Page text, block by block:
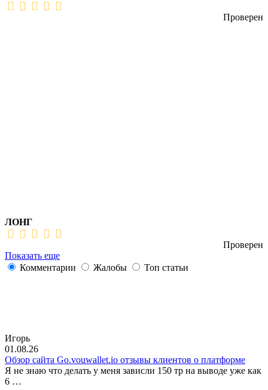
Проверен
ЛОНГ
Проверен
Показать еще
Комментарии
Жалобы Топ статьи
Игорь
01.08.26
Обзор сайта Go.vouwallet.io отзывы клиентов о платформе
Я не знаю что делать у меня зависли 150 тр на выводе уже как
6 …